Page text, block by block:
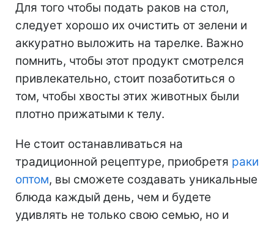
Для того чтобы подать раков на стол,
следует хорошо их очистить от зелени и
аккуратно выложить на тарелке. Важно
помнить, чтобы этот продукт смотрелся
привлекательно, стоит позаботиться о
том, чтобы хвосты этих животных были
плотно прижатыми к телу.
Не стоит останавливаться на
традиционной рецептуре, приобретя раки
оптом, вы сможете создавать уникальные
блюда каждый день, чем и будете
удивлять не только свою семью, но и